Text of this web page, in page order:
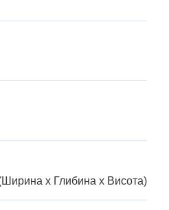
x Глибина x Висота)